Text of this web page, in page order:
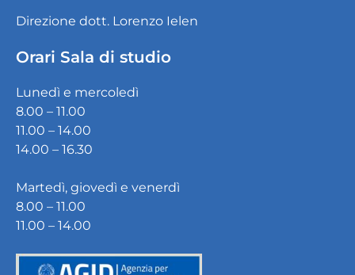
Direzione dott. Lorenzo Ielen
Orari Sala di studio
Lunedì e mercoledì
8.00 – 11.00
11.00 – 14.00
14.00 – 16.30
Martedì, giovedì e venerdì
8.00 – 11.00
11.00 – 14.00